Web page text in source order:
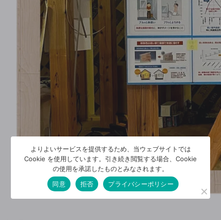
よりよいサービスを提供するため、当ウェブサイトでは
Cookie を使用しています。引き続き閲覧する場合、Cookie
の使用を承諾したものとみなされます。
同意
拒否 プライバシーポリシー